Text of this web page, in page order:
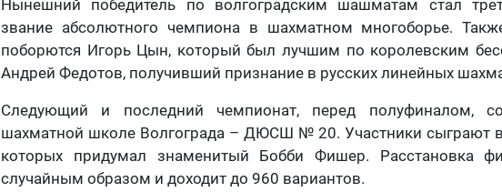
Нынешний победитель по волгоградским шашматам стал
звание абсолютного чемпиона в шахматном многоборье.
поборются Игорь Цын, который был лучшим по королевским
Андрей Федотов, получивший признание в русских линейных
Следующий и последний чемпионат, перед полуфиналом,
шахматной школе Волгограда – ДЮСШ № 20. Участники сыграют
которых придумал знаменитый Бобби Фишер. Расстановка
случайным образом и доходит до 960 вариантов.